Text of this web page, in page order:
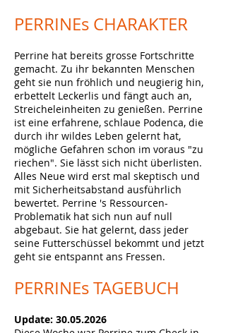
PERRINEs CHARAKTER
Perrine hat bereits grosse Fortschritte
gemacht. Zu ihr bekannten Menschen
geht sie nun fröhlich und neugierig hin,
erbettelt Leckerlis und fängt auch an,
Streicheleinheiten zu genießen. Perrine
ist eine erfahrene, schlaue Podenca, die
durch ihr wildes Leben gelernt hat,
mögliche Gefahren schon im voraus "zu
riechen". Sie lässt sich nicht überlisten.
Alles Neue wird erst mal skeptisch und
mit Sicherheitsabstand ausführlich
bewertet. Perrine 's Ressourcen-
Problematik hat sich nun auf null
abgebaut. Sie hat gelernt, dass jeder
seine Futterschüssel bekommt und jetzt
geht sie entspannt ans Fressen.
PERRINEsTAGEBUCH
Update: 30.05.2026